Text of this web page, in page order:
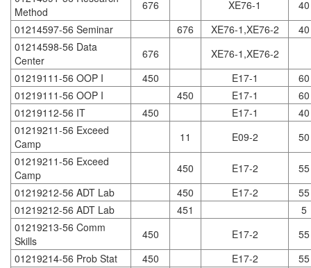
Method
676 XE76-1
40
01214597-56 Seminar
676 XE76-1,XE76-2
40
01214598-56 Data
Center
676
XE76-1,XE76-2
01219111-56 OOP I
450 E17-1
60
01219111-56 OOP I
450 E17-1
60
01219112-56 IT
450 E17-1
40
01219211-56 Exceed
Camp
11 E09-2
50
01219211-56 Exceed
Camp
450 E17-2
55
01219212-56 ADT Lab
450 E17-2
55
01219212-56 ADT Lab
451
5
01219213-56 Comm
Skills
450 E17-2
55
01219214-56 Prob Stat
450 E17-2
55